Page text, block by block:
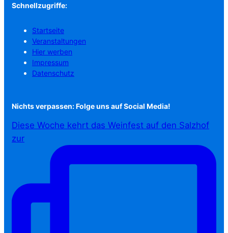
Schnellzugriffe:
Startseite
Veranstaltungen
Hier werben
Impressum
Datenschutz
Nichts verpassen: Folge uns auf Social Media!
Diese Woche kehrt das Weinfest auf den Salzhof
zur